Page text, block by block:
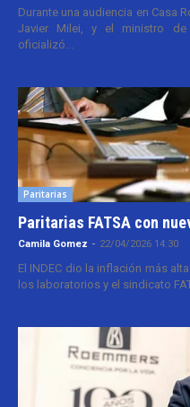
Durante una audiencia en Casa
Javier Milei, y el ministro de
oficializó...
Paritarias
Paritarias FATSA con
Camila Gomez - 22/04/2026 14:30
El INDEC dio la inflación más
los laboratorios y el sindicato